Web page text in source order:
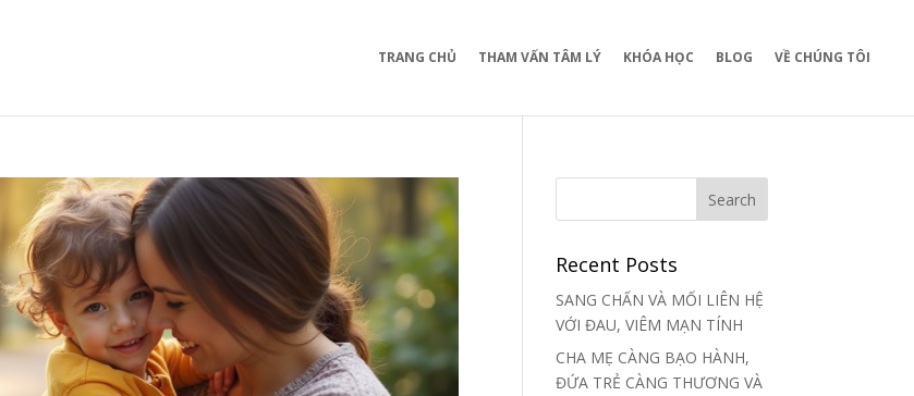
TRANG CHỦ THAM VẤN TÂM LÝ KHÓA HỌC BLOG VỀ CHÚNG TÔI
Recent Posts
SANG CHẤN VÀ MỐI LIÊN HỆ
VỚI ĐAU, VIÊM MẠN TÍNH
CHA MẸ CÀNG BẠO HÀNH,
ĐỨA TRẺ CÀNG THƯƠNG VÀ